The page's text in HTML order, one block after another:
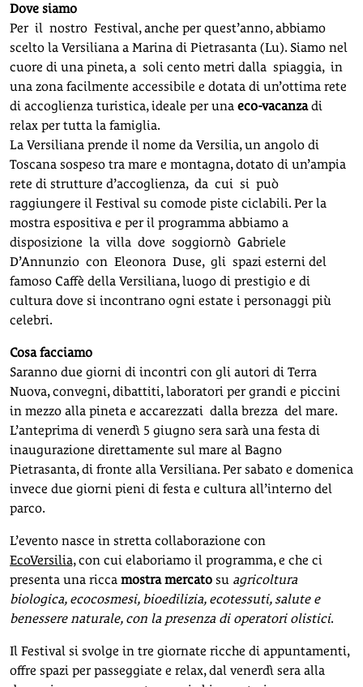
Dove siamo
Per il nostro Festival, anche per quest’anno, abbiamo
scelto la Versiliana a Marina di Pietrasanta (Lu). Siamo nel
cuore di una pineta, a soli cento metri dalla spiaggia, in
una zona facilmente accessibile e dotata di un’ottima rete
di accoglienza turistica, ideale per una eco-vacanzadi
relax per tutta la famiglia.
La Versiliana prende il nome da Versilia, un angolo di
Toscana sospeso tra mare e montagna, dotato di un’ampia
rete di strutture d’accoglienza, da cui si può
raggiungere il Festival su comode piste ciclabili. Per la
mostra espositiva e per il programma abbiamo a
disposizione la villa dove soggiornò Gabriele
D’Annunzio con Eleonora Duse, gli spazi esterni del
famoso Caffè della Versiliana, luogo di prestigio e di
cultura dove si incontrano ogni estate i personaggi più
celebri.
Cosa facciamo
Saranno due giorni di incontri con gli autori di Terra
Nuova, convegni, dibattiti, laboratori per grandi e piccini
in mezzo alla pineta e accarezzati dalla brezza del mare.
L’anteprima di venerdì 5 giugno sera sarà una festa di
inaugurazione direttamente sul mare al Bagno
Pietrasanta, di fronte alla Versiliana. Per sabato e domenica
invece due giorni pieni di festa e cultura all’interno del
parco.
L’evento nasce in stretta collaborazione con
EcoVersilia,con cui elaboriamo il programma, e che ci
presenta una ricca mostra mercato su agricoltura
biologica, ecocosmesi, bioedilizia, ecotessuti, salute e
benessere naturale, con la presenza di operatori olistici.
Il Festival si svolge in tre giornate ricche di appuntamenti,
offre spazi per passeggiate e relax, dal venerdì sera alla